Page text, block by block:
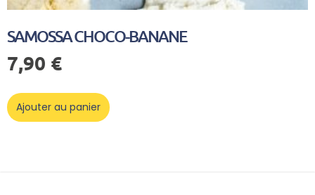
SAMOSSA CHOCO-BANANE
7,90 €
Ajouter au panier